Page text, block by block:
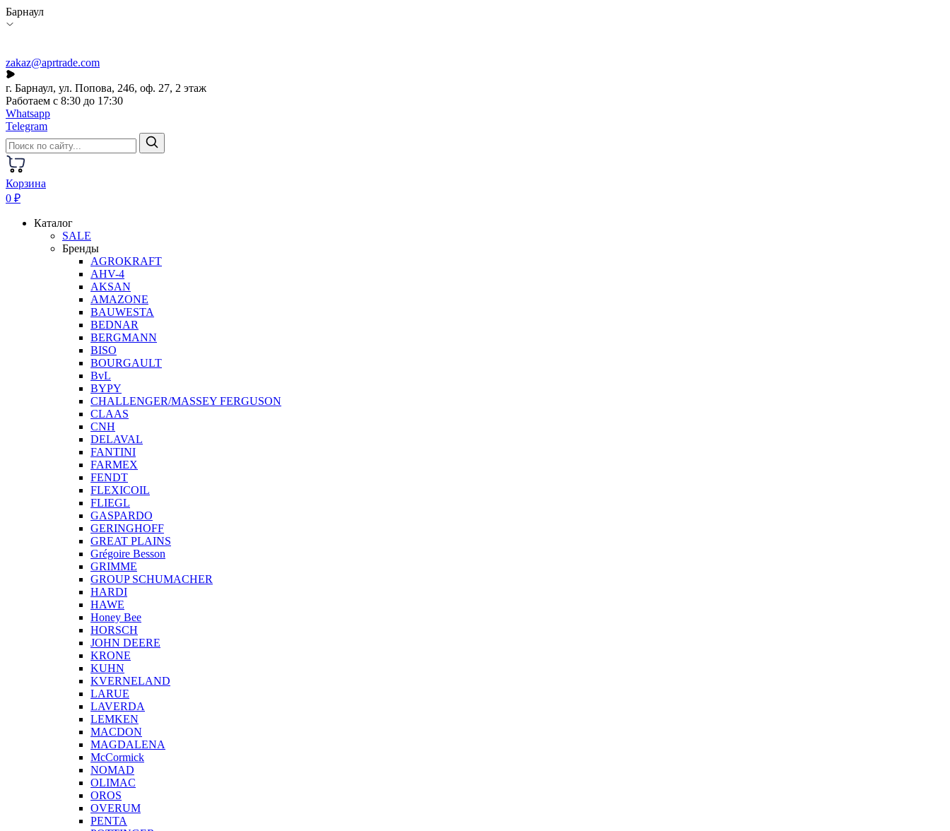
Барнаул
zakaz@aprtrade.com
г. Барнаул, ул. Попова, 246, оф. 27, 2 этаж
Работаем с 8:30 до 17:30
Whatsapp
Telegram
Корзина
0 ₽
Каталог
SALE
Бренды
AGROKRAFT
AHV-4
AKSAN
AMAZONE
BAUWESTA
BEDNAR
BERGMANN
BISO
BOURGAULT
BvL
BYPY
CHALLENGER/MASSEY FERGUSON
CLAAS
CNH
DELAVAL
FANTINI
FARMEX
FENDT
FLEXICOIL
FLIEGL
GASPARDO
GERINGHOFF
GREAT PLAINS
Grégoire Besson
GRIMME
GROUP SCHUMACHER
HARDI
HAWE
Honey Bee
HORSCH
JOHN DEERE
KRONE
KUHN
KVERNELAND
LARUE
LAVERDA
LEMKEN
MACDON
MAGDALENA
McCormick
NOMAD
OLIMAC
OROS
OVERUM
PENTA